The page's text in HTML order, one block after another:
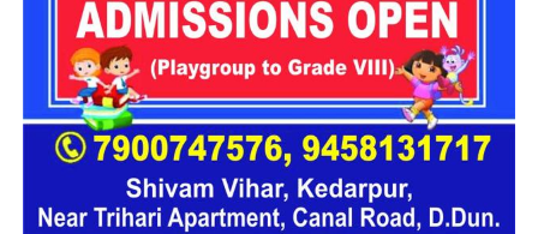
पूर्व निर्धारित योजना के तहत शुक्रवार को विजिलेंस टीम ने उरेडा कार्यालय
में कार्रवाई की। जैसे ही शिकायतकर्ता ने आरोपी परियोजना अधिकारी
धीरेंद्र सिंह पटवाल, निवासी राजनगर, पीरुमदारा, रामनगर (जनपद
नैनीताल) को 40 हजार रुपये दिए, टीम ने तत्काल छापा मारकर उन्हें रिश्वत
की रकम के साथ रंगे हाथ गिरफ्तार कर लिया।
फिलहाल विजिलेंस आरोपी अधिकारी से पूछताछ कर रही है और मामले में
भ्रष्टाचार निवारण अधिनियम के तहत आगे की कानूनी कार्रवाई की जा रही